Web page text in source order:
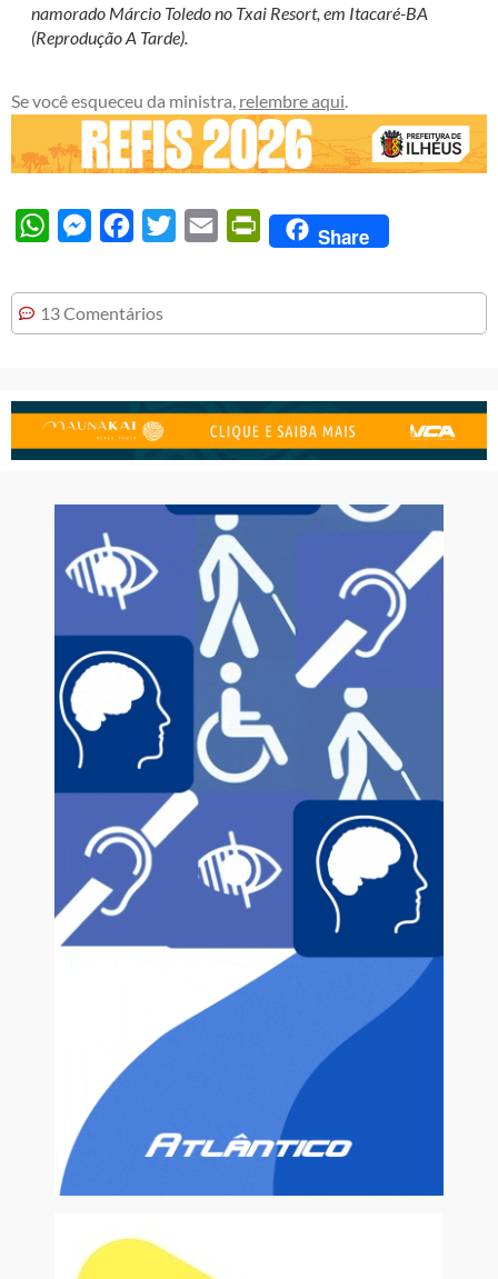
namorado Márcio Toledo no Txai Resort, em Itacaré-BA
(Reprodução A Tarde).
Se você esqueceu da ministra, relembre aqui.
WhatsAppMessengerFacebook
Twitter Email PrintFriendly
Share
13 Comentários